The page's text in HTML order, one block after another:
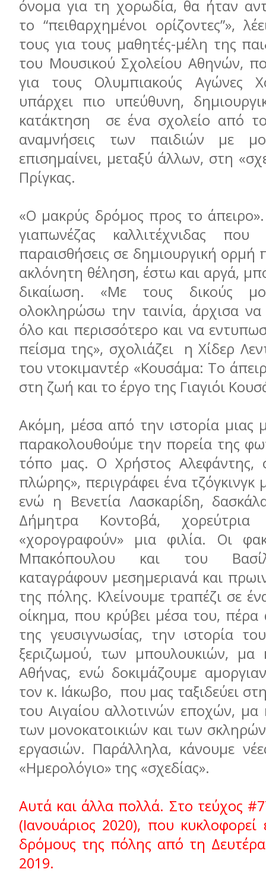
όνομα για τη χορωδία, θα ήταν
το “πειθαρχημένοι ορίζοντες”»,
τους για τους μαθητές-μέλη της
του Μουσικού Σχολείου Αθηνών,
για τους Ολυμπιακούς Αγώνες
υπάρχει πιο υπεύθυνη,
κατάκτηση σε ένα σχολείο από το
αναμνήσεις των παιδιών με
επισημαίνει, μεταξύ άλλων, στη
Πρίγκας.
«Ο μακρύς δρόμος προς το
γιαπωνέζας καλλιτέχνιδας που
παραισθήσεις σε δημιουργική ορμή
ακλόνητη θέληση, έστω και αργά,
δικαίωση. «Με τους δικούς
ολοκληρώσω την ταινία, άρχισα να
όλο και περισσότερο και να
πείσμα της», σχολιάζει η Χίδερ
του ντοκιμαντέρ «Κουσάμα: Το
στη ζωή και το έργο της Γιαγιόι
Ακόμη, μέσα από την ιστορία μιας
παρακολουθούμε την πορεία της
τόπο μας. Ο Χρήστος Αλεφάντης,
πλώρης», περιγράφει ένα
ενώ η Βενετία Λασκαρίδη,
Δήμητρα Κοντοβά, χορεύτρια
«χορογραφούν» μια φιλία. Οι
Μπακόπουλου και του
καταγράφουν μεσημεριανά και
της πόλης. Κλείνουμε τραπέζι σε
οίκημα, που κρύβει μέσα του, πέρα
της γευσιγνωσίας, την ιστορία
ξεριζωμού, των μπουλουκιών, μα
Αθήνας, ενώ δοκιμάζουμε
τον κ. Ιάκωβο, που μας ταξιδεύει
του Αιγαίου αλλοτινών εποχών, μα
των μονοκατοικιών και των
εργασιών. Παράλληλα, κάνουμε
«Ημερολόγιο» της «σχεδίας».
Αυτά και άλλα πολλά. Στο τεύχος
(Ιανουάριος 2020), που κυκλοφορεί
δρόμους της πόλης από τη
2019.